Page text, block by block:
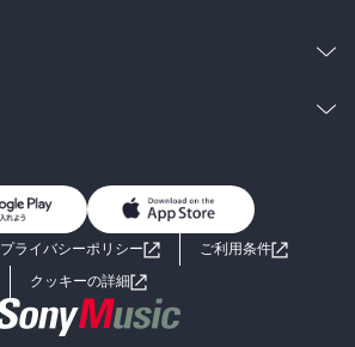
男子向けラノベ
小説
海外小説
お問い合わせ
プライバシーポリシー
ご利用条件
クッキーの詳細